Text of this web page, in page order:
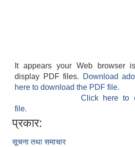
It appears your Web browser
display PDF files.
Download
here to download the PDF file.
Click here to
file.
प्रकार:
सूचना तथा समाचार